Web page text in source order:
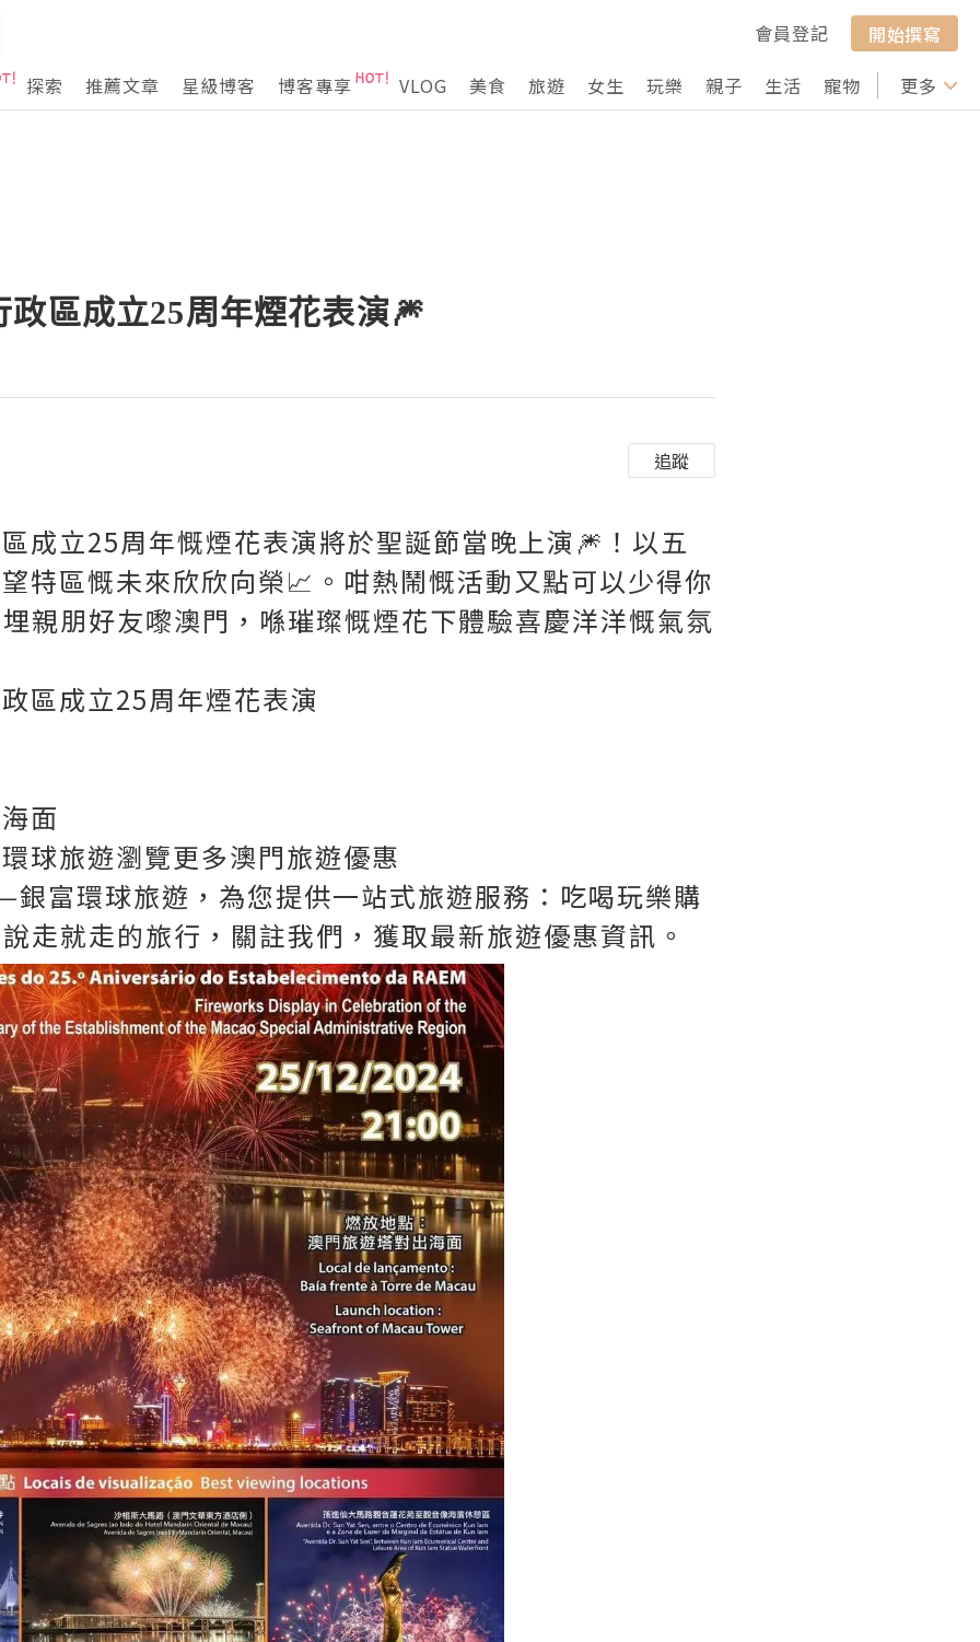
會員登記
開始撰寫
探索
推薦文章 星級博客 博客專享 VLOG 美食 旅遊 女生 玩樂 親子 生活 寵物 行山 打卡
更多
區成立25周年煙花表演🎆
追蹤
成立25周年慨煙花表演將於聖誕節當晚上演🎆！以五
特區慨未來欣欣向榮📈。咁熱鬧慨活動又點可以少得你
親朋好友嚟澳門，喺璀璨慨煙花下體驗喜慶洋洋慨氣氛
區成立25周年煙花表演
面
球旅遊瀏覽更多澳門旅遊優惠
富環球旅遊，為您提供一站式旅遊服務：吃喝玩樂購
走就走的旅行，關註我們，獲取最新旅遊優惠資訊。